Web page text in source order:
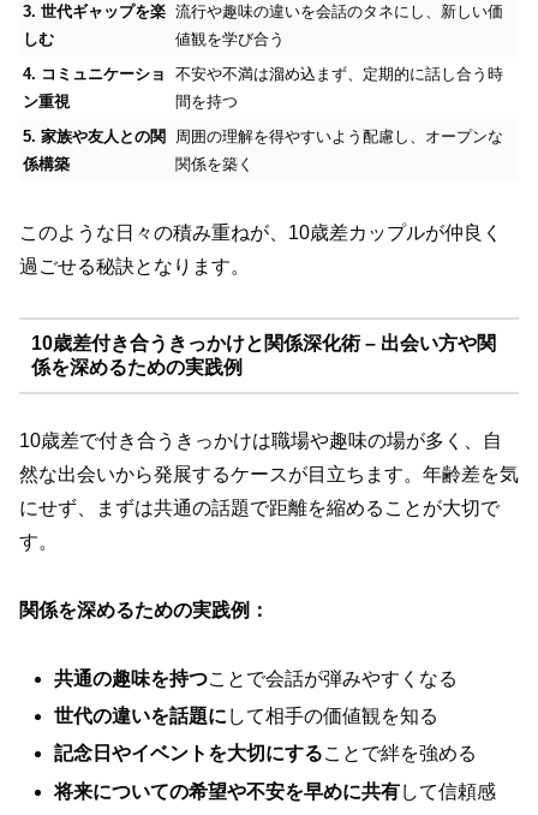
3. 世代ギャップを楽
しむ
流行や趣味の違いを会話のタネにし、新しい価
値観を学び合う
4. コミュニケーショ
ン重視
不安や不満は溜め込まず、定期的に話し合う時
間を持つ
5. 家族や友人との関
係構築
周囲の理解を得やすいよう配慮し、オープンな
関係を築く
このような日々の積み重ねが、10歳差カップルが仲良く
過ごせる秘訣となります。
10歳差付き合うきっかけと関係深化術 – 出会い方や関
係を深めるための実践例
10歳差で付き合うきっかけは職場や趣味の場が多く、自
然な出会いから発展するケースが目立ちます。年齢差を気
にせず、まずは共通の話題で距離を縮めることが大切で
す。
関係を深めるための実践例：
共通の趣味を持つことで会話が弾みやすくなる
世代の違いを話題に して相手の価値観を知る
記念日やイベントを大切にすることで絆を強める
将来についての希望や不安を早めに共有して信頼感